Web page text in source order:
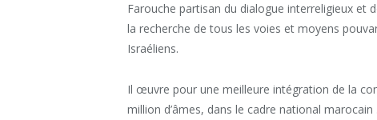
Farouche partisan du dialogue interreligieux et
la recherche de tous les voies et moyens
Israéliens.
Il œuvre pour une meilleure intégration de la
million d’âmes, dans le cadre national marocain .